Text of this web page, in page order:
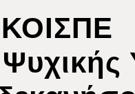
ΚΟΙΣΠΕ